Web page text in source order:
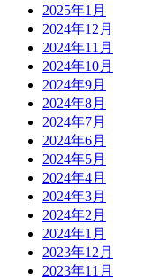
2025年1月
2024年12月
2024年11月
2024年10月
2024年9月
2024年8月
2024年7月
2024年6月
2024年5月
2024年4月
2024年3月
2024年2月
2024年1月
2023年12月
2023年11月